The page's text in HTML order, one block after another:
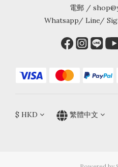
電郵 /
Whatsapp/ Line/
$ HKD 繁體中文